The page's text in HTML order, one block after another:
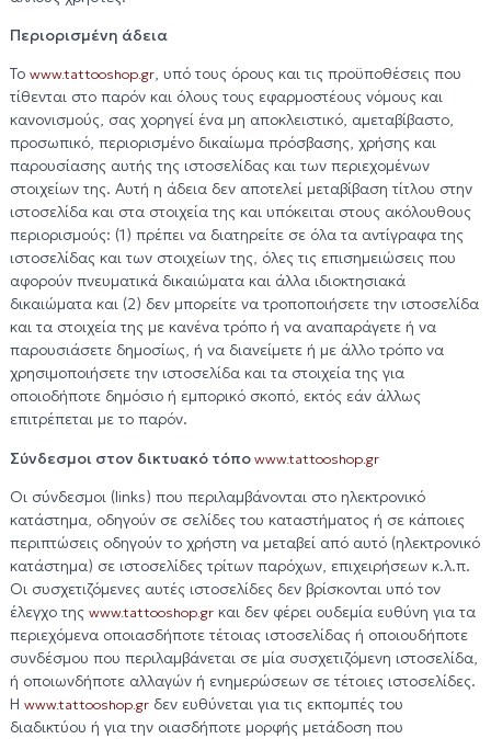
Περιορισμένη άδεια
Το www.tattooshop.gr, υπό τους όρους και τις προϋποθέσεις που
τίθενται στο παρόν και όλους τους εφαρμοστέους νόμους και
κανονισμούς, σας χορηγεί ένα μη αποκλειστικό, αμεταβίβαστο,
προσωπικό, περιορισμένο δικαίωμα πρόσβασης, χρήσης και
παρουσίασης αυτής της ιστοσελίδας και των περιεχομένων
στοιχείων της. Αυτή η άδεια δεν αποτελεί μεταβίβαση τίτλου στην
ιστοσελίδα και στα στοιχεία της και υπόκειται στους ακόλουθους
περιορισμούς: (1) πρέπει να διατηρείτε σε όλα τα αντίγραφα της
ιστοσελίδας και των στοιχείων της, όλες τις επισημειώσεις που
αφορούν πνευματικά δικαιώματα και άλλα ιδιοκτησιακά
δικαιώματα και (2) δεν μπορείτε να τροποποιήσετε την ιστοσελίδα
και τα στοιχεία της με κανένα τρόπο ή να αναπαράγετε ή να
παρουσιάσετε δημοσίως, ή να διανείμετε ή με άλλο τρόπο να
χρησιμοποιήσετε την ιστοσελίδα και τα στοιχεία της για
οποιοδήποτε δημόσιο ή εμπορικό σκοπό, εκτός εάν άλλως
επιτρέπεται με το παρόν.
Σύνδεσμοι στον δικτυακό τόπο www.tattooshop.gr
Οι σύνδεσμοι (links) που περιλαμβάνονται στο ηλεκτρονικό
κατάστημα, οδηγούν σε σελίδες του καταστήματος ή σε κάποιες
περιπτώσεις οδηγούν το χρήστη να μεταβεί από αυτό (ηλεκτρονικό
κατάστημα) σε ιστοσελίδες τρίτων παρόχων, επιχειρήσεων κ.λ.π.
Οι συσχετιζόμενες αυτές ιστοσελίδες δεν βρίσκονται υπό τον
έλεγχο της www.tattooshop.grκαι δεν φέρει ουδεμία ευθύνη για τα
περιεχόμενα οποιασδήποτε τέτοιας ιστοσελίδας ή οποιουδήποτε
συνδέσμου που περιλαμβάνεται σε μία συσχετιζόμενη ιστοσελίδα,
ή οποιωνδήποτε αλλαγών ή ενημερώσεων σε τέτοιες ιστοσελίδες.
Η www.tattooshop.grδεν ευθύνεται για τις εκπομπές του
διαδικτύου ή για την οιασδήποτε μορφής μετάδοση που